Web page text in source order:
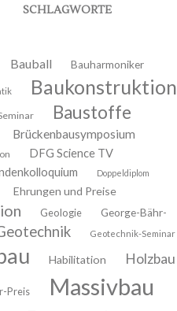
SCHLAGWORTE
Bauball Bauharmoniker
Baukonstruktion
Baustoffe
Brückenbausymposium
DFG Science TV
Doppeldiplom
Ehrungen und Preise
Geologie
George-Bähr-
Geotechnik-Seminar
Habilitation Holzbau
Preis Massivbau